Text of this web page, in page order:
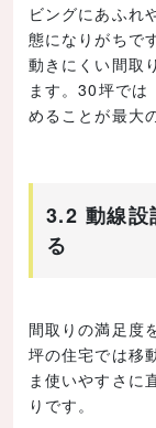
ビングにあふれ
態になりがちで
動きにくい間取
ます。30坪では
めることが最大
3.2 動線設
る
間取りの満足度
坪の住宅では移
ま使いやすさに
りです。